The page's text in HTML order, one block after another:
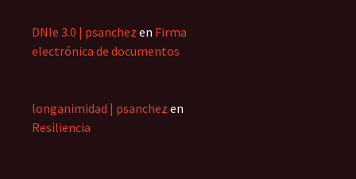
DNIe 3.0 | psanchez en Firma
electrónica de documentos
longanimidad | psanchez en
Resiliencia